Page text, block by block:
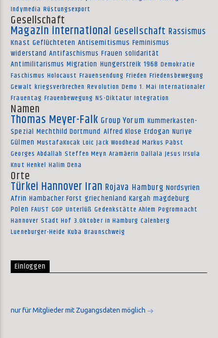
Indymedia Rüstungsexport
Gesellschaft
Magazin international Gesellschaft Rassismus
Knast Geflüchteten Antisemitismus Feminismus
widerstand Antifaschismus Frauen solidarität
Antimilitarismus Migration Hungerstreik 1968 Demokratie
Faschismus Holocaust Frauensendung Frieden Friedensbewegung
Gewalt kriegsverbrechen Revolution Demo 1. Mai Internationaler
Frauentag Frauenbewegung NS-Diktatur Integration
Namen
Thomas Meyer-Falk Group Yorum Kummerkasten-
Spezial Mechthild Dortmund Alfred Klose Erdogan Nuriye
Gülmen MustafaKocak Loic Jack Woodhead Markus Pabst
Georges Abdallah Steffen Meyn Aramäerin Dallala Jesus Irsula
Knut Henkel Halim Dena
Orte
Türkei Hannover Iran Rojava Hamburg Nordsyrien
Afrin Hambacher Forst griechenland Kargah magdeburg
Polen FAUST GOP Unterlüß Gedenkstätte Ahlem Pogromnacht
Hannover Stadt Hof 3.Oktober in Hamburg Calenberg
Lueneburger-Heide Kuba Braunschweig
Einloggen
nur für Mitglieder mit Zugangsdaten möglich